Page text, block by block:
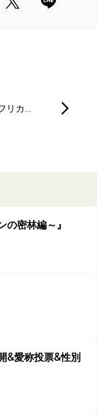
リカ…
の密林編～』
&愛称投票&性別